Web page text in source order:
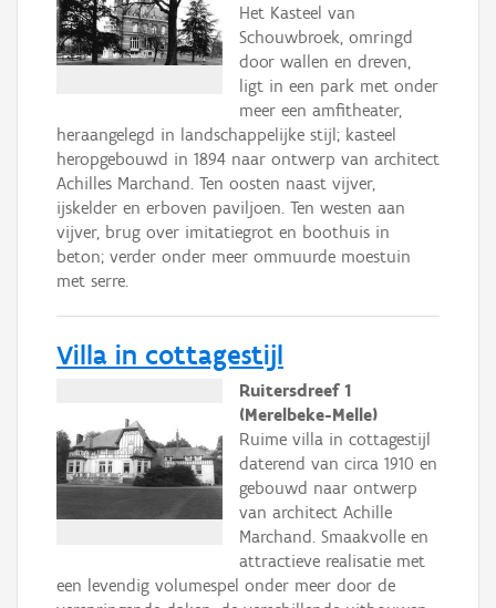
Het Kasteel van
Schouwbroek, omringd
door wallen en dreven,
ligt in een park met onder
meer een amfitheater,
heraangelegd in landschappelijke stijl; kasteel
heropgebouwd in 1894 naar ontwerp van architect
Achilles Marchand. Ten oosten naast vijver,
ijskelder en erboven paviljoen. Ten westen aan
vijver, brug over imitatiegrot en boothuis in
beton; verder onder meer ommuurde moestuin
met serre.
Villa in cottagestijl
Ruitersdreef 1
(Merelbeke-Melle)
Ruime villa in cottagestijl
daterend van circa 1910 en
gebouwd naar ontwerp
van architect Achille
Marchand. Smaakvolle en
attractieve realisatie met
een levendig volumespel onder meer door de